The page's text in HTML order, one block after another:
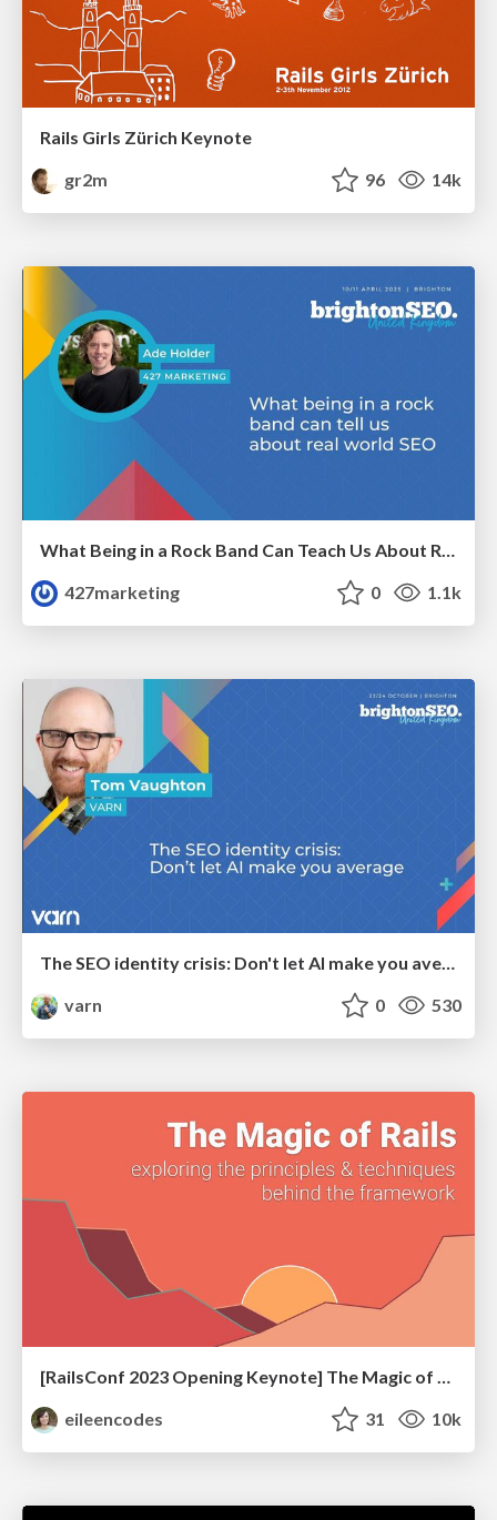
Rails Girls Zürich Keynote
gr2m
96 14k
What Being in a Rock Band Can Teach Us About Real World SEO
427marketing
0 1.1k
The SEO identity crisis: Don't let AI make you average
varn
0 530
[RailsConf 2023 Opening Keynote] The Magic of Rails
eileencodes
31 10k